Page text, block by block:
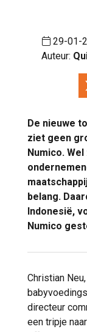
29-01-
Auteur:
De nieuwe
ziet geen
Numico.
belang.
Indonesië,
Numico
Christian
directeur
een tripje